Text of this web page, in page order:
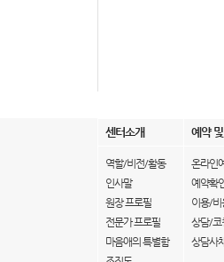
센터소개 예약
역할/비전/활동
인사말
원장 프로필
전문가 프로필
마음애의 특별함
온라인
예약확
이용/비
상담/코
상담사